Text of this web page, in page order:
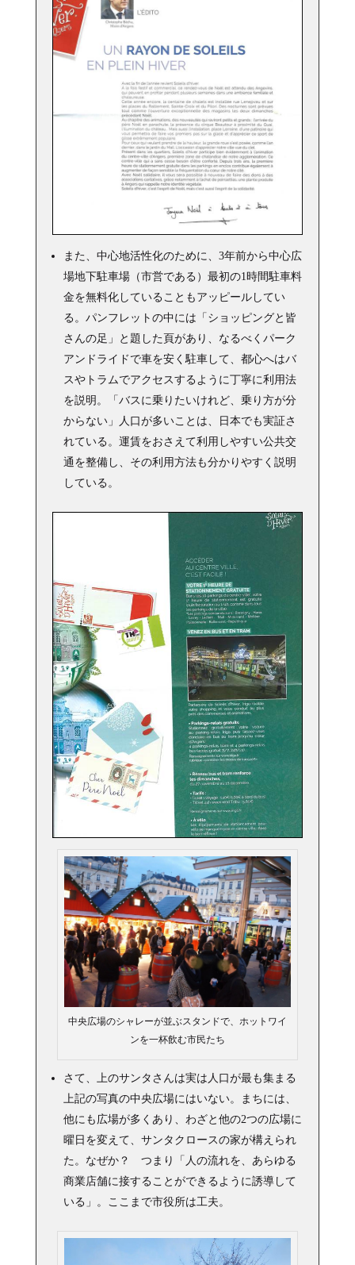
また、中心地活性化のために、3年前から中心広
場地下駐車場（市営である）最初の1時間駐車料
金を無料化していることもアッピールしてい
る。パンフレットの中には「ショッピングと皆
さんの足」と題した頁があり、なるべくパーク
アンドライドで車を安く駐車して、都心へはバ
スやトラムでアクセスするように丁寧に利用法
を説明。「バスに乗りたいけれど、乗り方が分
からない」人口が多いことは、日本でも実証さ
れている。運賃をおさえて利用しやすい公共交
通を整備し、その利用方法も分かりやすく説明
している。
中央広場のシャレーが並ぶスタンドで、ホットワイ
ンを一杯飲む市民たち
さて、上のサンタさんは実は人口が最も集まる
上記の写真の中央広場にはいない。まちには、
他にも広場が多くあり、わざと他の2つの広場に
曜日を変えて、サンタクロースの家が構えられ
た。なぜか？ つまり「人の流れを、あらゆる
商業店舗に接することができるように誘導して
いる」。ここまで市役所は工夫。